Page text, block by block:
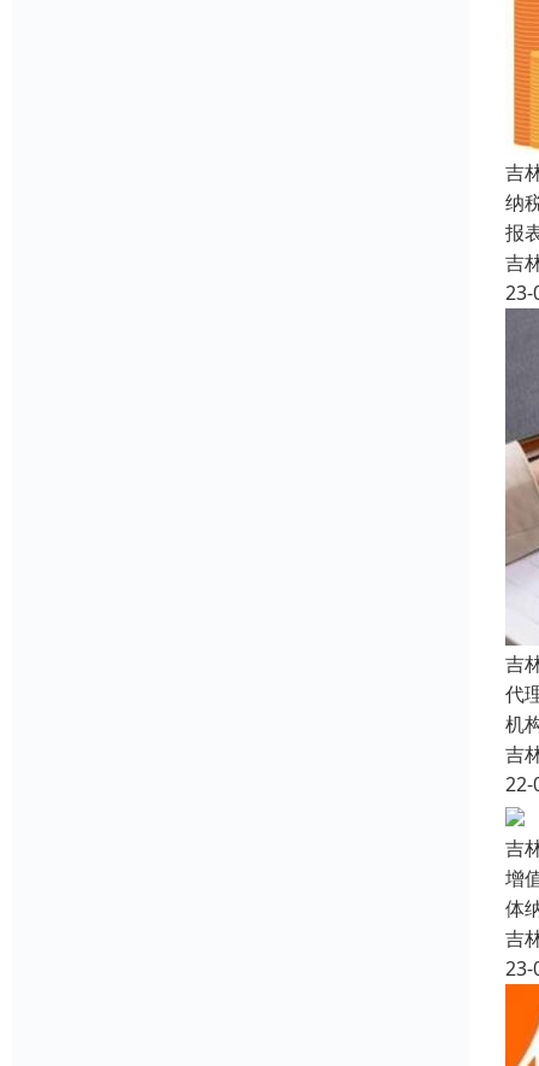
吉
纳
报
吉
23-
吉
代
机
吉
22-
吉
增
体
吉
23-